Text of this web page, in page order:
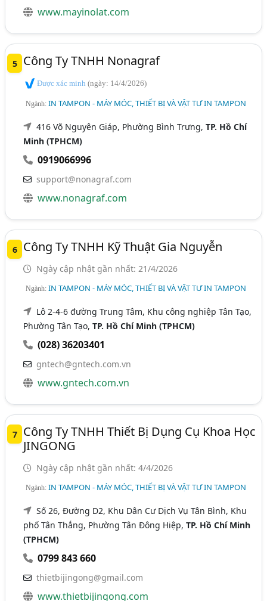
www.mayinolat.com
5 Công Ty TNHH Nonagraf
Được xác minh(ngày: 14/4/2026)
Ngành:IN TAMPON - MÁY MÓC, THIẾT BỊ VÀ VẬT TƯ IN TAMPON
416 Võ Nguyên Giáp, Phường Bình Trưng,TP. Hồ Chí
Minh (TPHCM)
0919066996
support@nonagraf.com
www.nonagraf.com
6 Công Ty TNHH Kỹ Thuật Gia Nguyễn
Ngày cập nhật gần nhất: 21/4/2026
Ngành:IN TAMPON - MÁY MÓC, THIẾT BỊ VÀ VẬT TƯ IN TAMPON
Lô 2-4-6 đường Trung Tâm, Khu công nghiệp Tân Tạo,
Phường Tân Tạo,TP. Hồ Chí Minh (TPHCM)
(028) 36203401
gntech@gntech.com.vn
www.gntech.com.vn
7
Công Ty TNHH Thiết Bị Dụng Cụ Khoa Học
JINGONG
Ngày cập nhật gần nhất: 4/4/2026
Ngành:IN TAMPON - MÁY MÓC, THIẾT BỊ VÀ VẬT TƯ IN TAMPON
Số 26, Đường D2, Khu Dân Cư Dịch Vụ Tân Bình, Khu
phố Tân Thắng, Phường Tân Đông Hiệp,TP. Hồ Chí Minh
(TPHCM)
0799 843 660
thietbijingong@gmail.com
www.thietbijingong.com